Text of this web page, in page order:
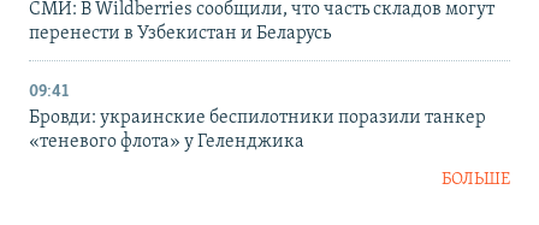
СМИ: В Wildberries сообщили, что часть складов могут
перенести в Узбекистан и Беларусь
09:41
Бровди: украинские беспилотники поразили танкер
«теневого флота» у Геленджика
БОЛЬШЕ